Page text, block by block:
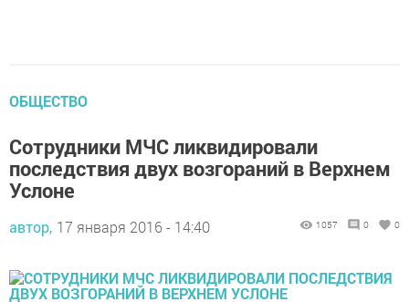
ОБЩЕСТВО
Сотрудники МЧС ликвидировали
последствия двух возгораний в Верхнем
Услоне
автор, 17 января 2016 - 14:40 1057 0 0